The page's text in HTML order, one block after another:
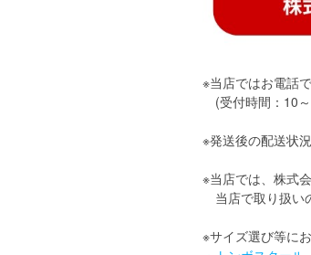
※当店ではお電話
(受付時間：10
※発送後の配送状
※当店では、株式
当店で取り扱い
※サイズ選び等に